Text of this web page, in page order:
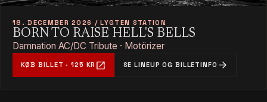
18. DECEMBER 2026 / LYGTEN STATION
BORN TO RAISE HELL'S BELLS
Damnation AC/DC Tribute · Motörizer
KØB BILLET · 125 KR open_in_new SE LINEUP OG BILLETINFO arrow_forward